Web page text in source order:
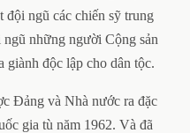
đội ngũ các chiến sỹ trung
những người Cộng sản
giành độc lập cho dân tộc.
và Nhà nước ra đặc
gia tù năm 1962. Và đã